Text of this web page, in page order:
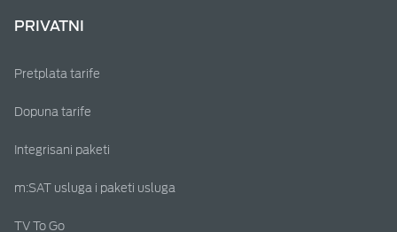
PRIVATNI
Pretplata tarife
Dopuna tarife
Integrisani paketi
m:SAT usluga i paketi usluga
TV To Go